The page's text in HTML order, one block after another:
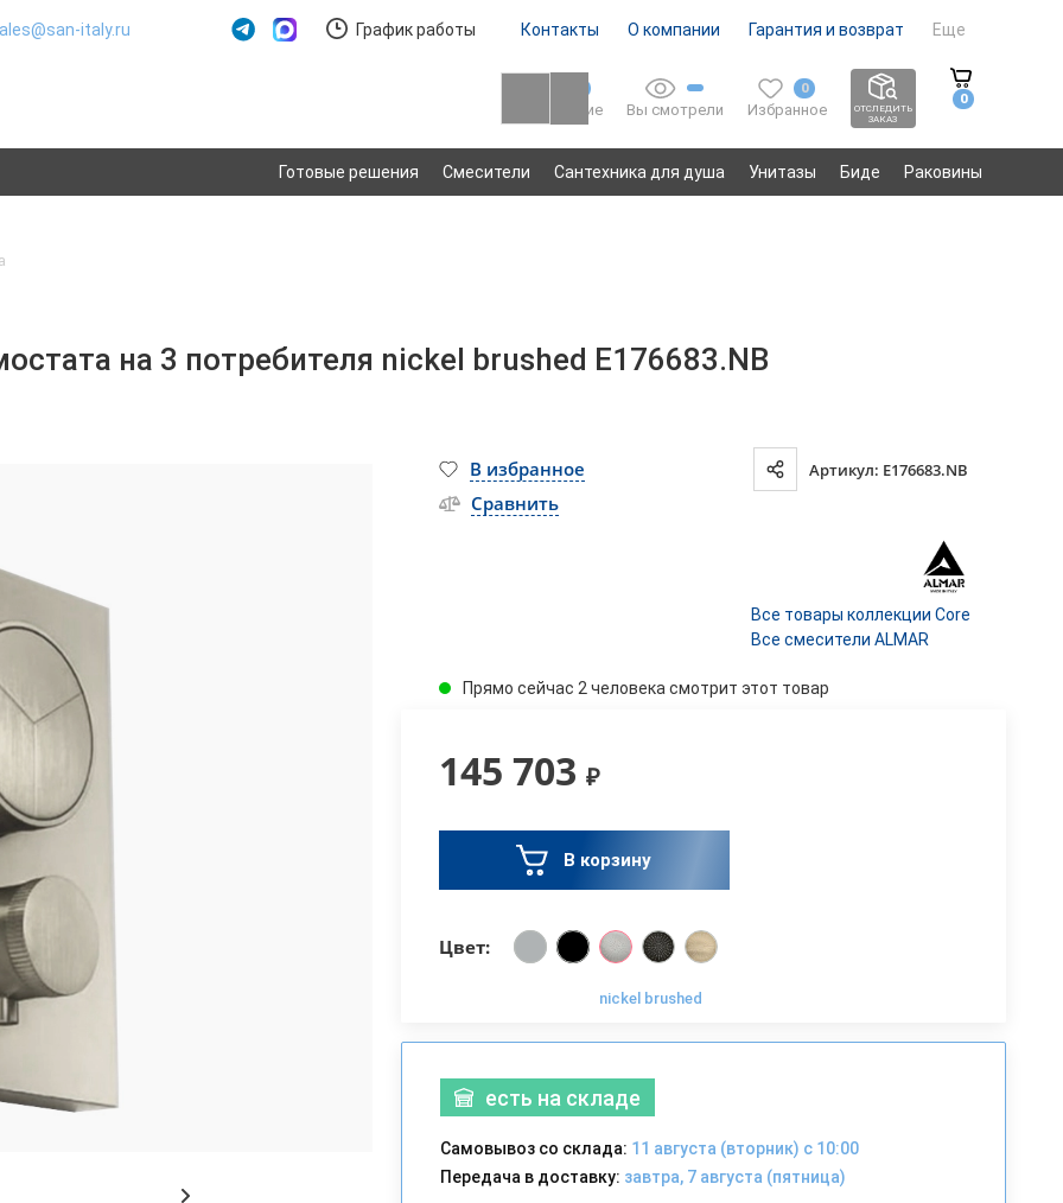
italy.ru График работы Контакты О компании Гарантия и возврат Еще
Сравнение Вы смотрели
0
Избранное
ОТСЛЕДИТЬ
ЗАКАЗ
0
Готовые решения Смесители Сантехника для душа Унитазы Биде Раковины
на 3 потребителя nickel brushed E176683.NB
В избранное Артикул: E176683.NB
Сравнить
Все товары коллекции Core
Все смесители ALMAR
Прямо сейчас 2 человека смотрит этот товар
145 703 ₽
В корзину
Цвет:
nickel brushed
есть на складе
Самовывоз со склада: 11 августа (вторник) с 10:00
Передача в доставку: завтра, 7 августа (пятница)